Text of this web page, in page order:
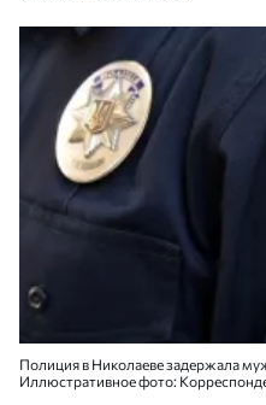
Полиция в Николаеве задержала
Иллюстративное фото: